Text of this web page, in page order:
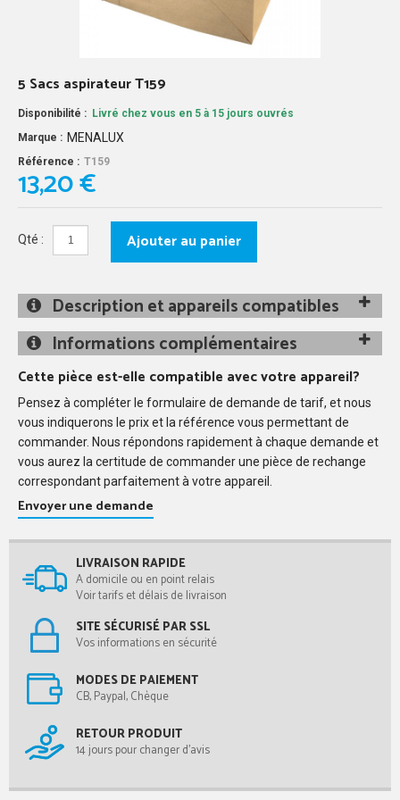
5 Sacs aspirateur T159
Disponibilité :
Livré chez vous en 5 à 15 jours ouvrés
Marque : MENALUX
Référence : T159
13,20 €
Qté : Ajouter au panier
Description et appareils compatibles
Informations complémentaires
Cette pièce est-elle compatible avec votre appareil?
Pensez à compléter le formulaire de demande de tarif, et nous
vous indiquerons le prix et la référence vous permettant de
commander. Nous répondons rapidement à chaque demande et
vous aurez la certitude de commander une pièce de rechange
correspondant parfaitement à votre appareil.
Envoyer une demande
LIVRAISON RAPIDE
A domicile ou en point relais
Voir tarifs et délais de livraison
SITE SÉCURISÉ PAR SSL
Vos informations en sécurité
MODES DE PAIEMENT
CB, Paypal, Chèque
RETOUR PRODUIT
14 jours pour changer d'avis